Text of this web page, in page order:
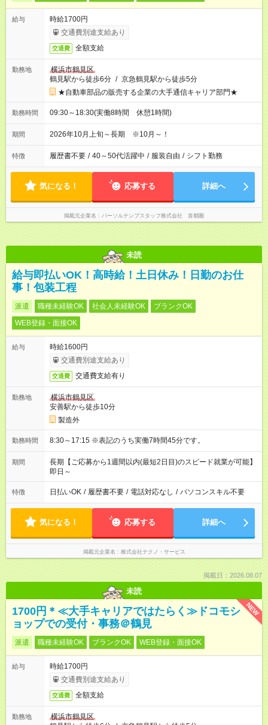
給与
時給1700円
交通費別途支給あり
交通費 全額支給
勤務地
横浜市鶴見区
鶴見駅から徒歩6分 / 京急鶴見駅から徒歩5分
★自動車部品の販売する企業の大手通信キャリア部門★
勤務時間 09:30～18:30(実働8時間 休憩1時間)
期間 2026年10月上旬～長期 ※10月～！
特徴 履歴書不要 / 40～50代活躍中 / 服装自由 / シフト勤務
気になる！ 応募する 詳細へ
掲載元企業名 パーソルテンプスタッフ株式会社 首都圏
未読
給与即払いOK！高時給！土日休み！日勤のお仕
事！包装工程
派遣 職種未経験OK 社会人未経験OK
ブランクOK
WEB登録・面接OK
給与
時給1600円
交通費別途支給あり
交通費 交通費支給有り
勤務地
横浜市鶴見区
安善駅から徒歩10分
製造外
勤務時間 8:30～17:15 ※表記のうち実働7時間45分です。
期間
長期【ご応募から1週間以内(最短2日目)のスピード就業が可能】
即日～
特徴 日払いOK / 履歴書不要 / 電話対応なし / パソコンスキル不要
気になる！ 応募する 詳細へ
掲載元企業名 株式会社テクノ・サービス
掲載日：2026.08.07
未読
NEW
1700円＊≪大手キャリアではたらく≫ドコモシ
ョップでの受付・事務＠鶴見
派遣 職種未経験OK ブランクOK WEB登録・面接OK
給与
時給1700円
交通費別途支給あり
交通費 全額支給
勤務地
横浜市鶴見区